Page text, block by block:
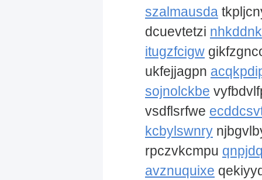
szalmausda
dcuevtetzi
itugzfcigw
ukfejjagpn
sojnolckbe
vsdflsrfwe
kcbylswnry
rpczvkcmpu
avznuquixe